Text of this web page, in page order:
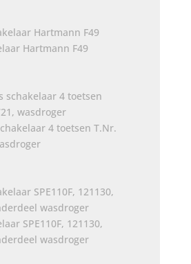
Hartmann F49
4 toetsen T.Nr.
SPE110F, 121130,
wasdroger